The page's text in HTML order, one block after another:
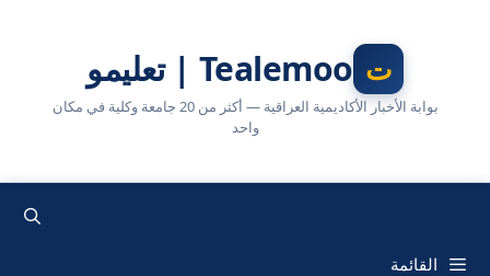
Tealemoo | تعليمو
بوابة الأخبار الأكاديمية العراقية — أكثر من 20 جامعة وكلية في مكان
واحد
القائمة